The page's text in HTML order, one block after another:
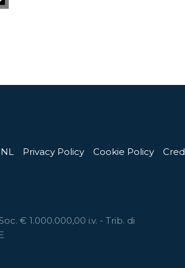
Privacy Policy Cookie Policy
€ 1.000.000,00 i.v. - Trib. di